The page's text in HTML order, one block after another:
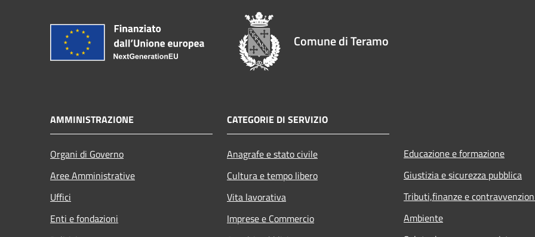
Comune di Teramo
AMMINISTRAZIONE
Organi di Governo
Aree Amministrative
Uffici
Enti e fondazioni
CATEGORIE DI SERVIZIO
Anagrafe e stato civile
Cultura e tempo libero
Vita lavorativa
Imprese e Commercio
Educazione e formazione
Giustizia e sicurezza pubblica
Tributi,finanze e
Ambiente